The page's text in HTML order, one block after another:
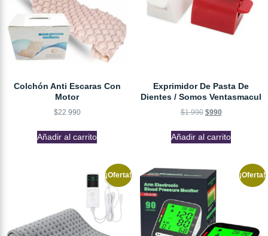
Colchón Anti Escaras Con
Motor
$22.990
Añadir al carrito
Exprimidor De Pasta De
Dientes / Somos Ventasmacul
$1.990 $990
Añadir al carrito
¡Oferta! ¡Oferta!